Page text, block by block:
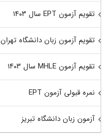
تقویم آزمون EPT سال ۱۴۰۳
تقویم آزمون زبان دانشگاه تهران ۱۴۰۳
تقویم آزمون MHLE سال ۱۴۰۳
نمره قبولی آزمون EPT
آزمون زبان دانشگاه تبریز